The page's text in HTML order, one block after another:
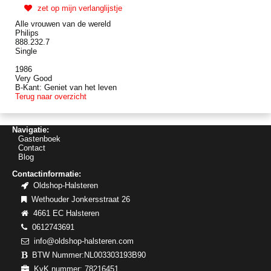
zet op mijn verlanglijstje
Alle vrouwen van de wereld
Philips
888.232.7
Single
1986
Very Good
B-Kant: Geniet van het leven
Terug naar overzicht
Navigatie:
Gastenboek
Contact
Blog
Contactinformatie:
Oldshop-Halsteren
Wethouder Jonkersstraat 26
4661 EC Halsteren
0612743691
info@oldshop-halsteren.com
BTW Nummer:NL003303193B90
KvK nummer: 78216451